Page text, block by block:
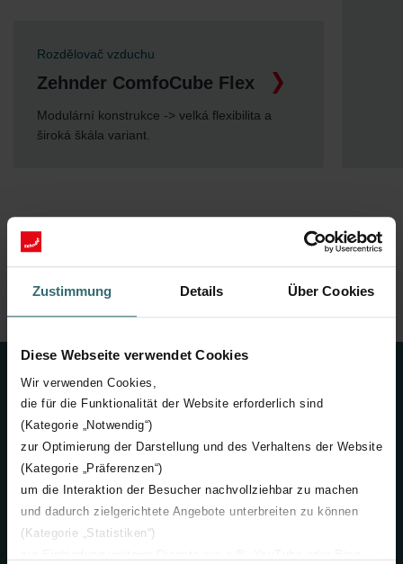
Zustimmung Details Über Cookies
Diese Webseite verwendet Cookies
Wir verwenden Cookies,
die für die Funktionalität der Website erforderlich sind
(Kategorie „Notwendig“)
zur Optimierung der Darstellung und des Verhaltens der Website
(Kategorie „Präferenzen“)
um die Interaktion der Besucher nachvollziehbar zu machen
und dadurch zielgerichtete Angebote unterbreiten zu können
(Kategorie „Statistiken“)
Rozdělovač vzduchu
Zehnder ComfoCube Flex
Modulární konstrukce -> velká flexibilita a
široká škála variant.
Rozvody vzduchu
Tlumiče a rozdělovače
Kontakt
+420 731 414 443
info@zehnder.cz
Zehnder Group Czech Republic s.r.o.